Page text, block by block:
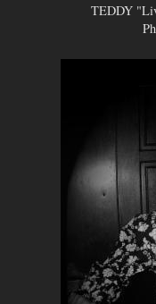
TEDDY